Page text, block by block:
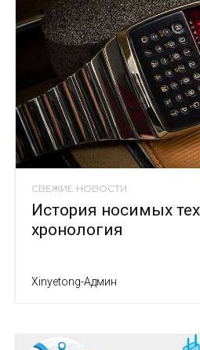
СВЕЖИЕ НОВОСТИ
История носимых
хронология
Xinyetong-Админ